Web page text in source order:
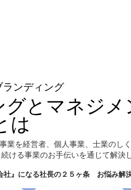
ンディング
とマネジメ
は
業を経営者、個人事業、士業の
ける事業のお手伝いを通じて解決し
社』になる社長の２５ヶ条 お悩み解